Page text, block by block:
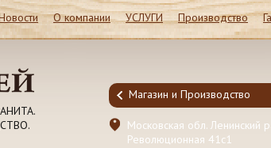
О компании УСЛУГИ Производство
Молоково ул.
Магазин и Производство
Московская обл. Ленинский
Революционная 41c1